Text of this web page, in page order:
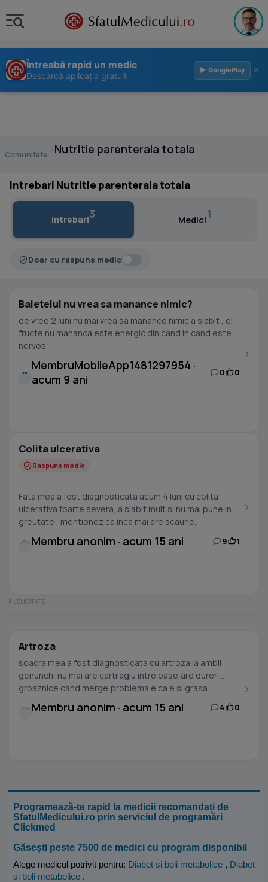
Întreabă rapid un medic
Descarcă aplicația gratuit
▶ GooglePlay ×
Comunitate Nutritie parenterala totala
Intrebari Nutritie parenterala totala
Intrebari3 Medici1
Doar cu raspuns medic
Baietelul nu vrea sa manance nimic?
de vreo 2 luni nu mai vrea sa manance nimic a slabit , el
fructe nu mananca este energic din cand in cand este si
nervos
M
MembruMobileApp1481297954 ·
acum 9 ani
0 0
Colita ulcerativa
Raspuns medic
Fata mea a fost diagnosticata acum 4 luni cu colita
ulcerativa foarte severa, a slabit mult si nu mai pune in
greutate , mentionez ca inca mai are scaune...
Membru anonim · acum 15 ani 9 1
Artroza
soacra mea a fost diagnosticata cu artroza la ambii
genunchi,nu mai are cartilagiu intre oase,are dureri
groaznice cand merge,problema e ca e si grasa...
Membru anonim · acum 15 ani 4 0
Programează-te rapid la medicii recomandați de
SfatulMedicului.ro prin serviciul de programări
Clickmed
Găsești peste 7500 de medici cu program disponibil
Alege medicul potrivit pentru: Diabet si boli metabolice , Diabet
si boli metabolice .